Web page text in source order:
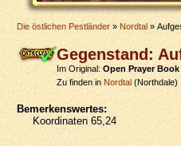
Die östlichen Pestländer » Nordtal »
Gegenstand:
Im Original: Open Prayer Book
Zu finden in Nordtal (Northdale)
Bemerkenswertes:
Koordinaten 65,24